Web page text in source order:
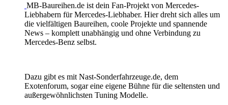
MB-Baureihen.de ist dein Fan-Projekt von Mercedes-
Liebhabern für Mercedes-Liebhaber. Hier dreht sich alles um
die vielfältigen Baureihen, coole Projekte und spannende
News – komplett unabhängig und ohne Verbindung zu
Mercedes-Benz selbst.
Dazu gibt es mit Nast-Sonderfahrzeuge.de, dem
Exotenforum, sogar eine eigene Bühne für die seltensten und
außergewöhnlichsten Tuning Modelle.